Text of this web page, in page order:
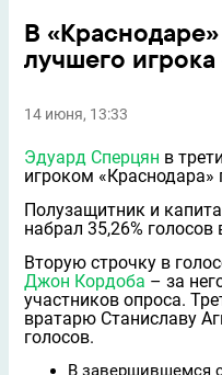
В
лучшего игрока
14 июня, 13:33
Эдуард Сперцян в
игроком «Краснодара»
Полузащитник и
набрал 35,26%
Вторую строчку в
Джон Кордоба – за
участников опроса.
вратарю Станиславу
голосов.
В завершившемся